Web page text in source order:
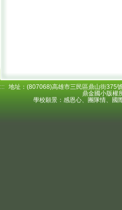
::: 地址：(807068)高雄市三民區鼎山街
鼎金國小版權
學校願景：感恩心、團隊情、國